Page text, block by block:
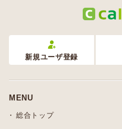
新規ユーザ登録
MENU
総合トップ